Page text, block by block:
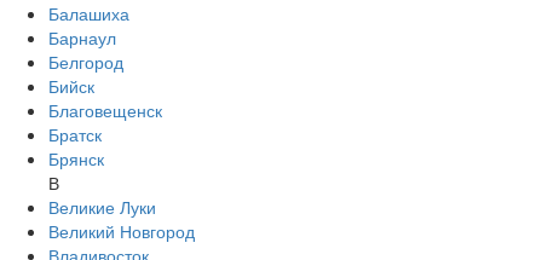
Балашиха
Барнаул
Белгород
Бийск
Благовещенск
Братск
Брянск
В
Великие Луки
Великий Новгород
Владивосток